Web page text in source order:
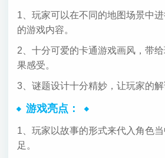
1、玩家可以在不同的地图场景中
的游戏内容。
2、十分可爱的卡通游戏画风，带
果感受。
3、谜题设计十分精妙，让玩家的解
游戏亮点：
1、玩家以故事的形式来代入角色
足。